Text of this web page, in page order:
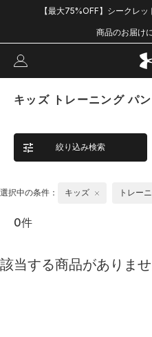
【最大75%OFF】シークレ
商品のお届け
キッズ トレーニング パ
絞り込み検索
選択中の条件： キッズ トレー
0件
該当する商品がありませ